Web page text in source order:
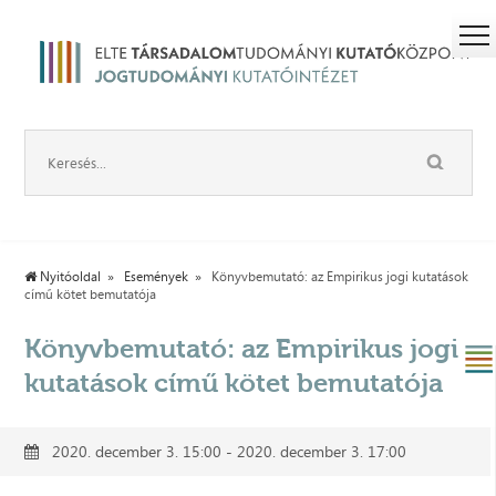
Nyitóoldal Események
Könyvbemutató: az Empirikus jogi kutatások
című kötet bemutatója
Könyvbemutató: az Empirikus jogi
kutatások című kötet bemutatója
2020. december 3. 15:00 - 2020. december 3. 17:00